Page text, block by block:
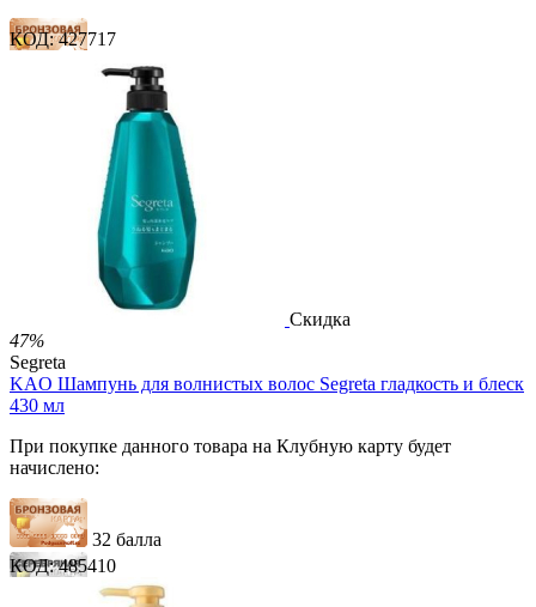
49 баллов
81 балл
1 212.00
Р
за 1.00 мл

КОД: 427717
Скидка
47%
Segreta
KAO Шампунь для волнистых волос Segreta гладкость и блеск
430 мл
При покупке данного товара на Клубную карту будет
начислено:
32 балла
49 баллов
КОД: 485410